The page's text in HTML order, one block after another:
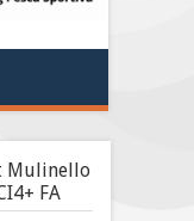
Mulinello
FA